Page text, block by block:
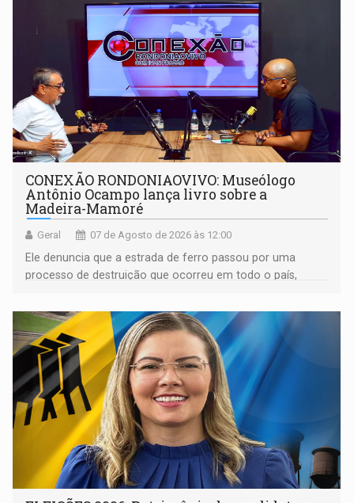
CONEXÃO RONDONIAOVIVO: Museólogo
Antônio Ocampo lança livro sobre a
Madeira-Mamoré
Geral 07 de Agosto de 2026 às 12:00
Ele denuncia que a estrada de ferro passou por uma
processo de destruição que ocorreu em todo o país,